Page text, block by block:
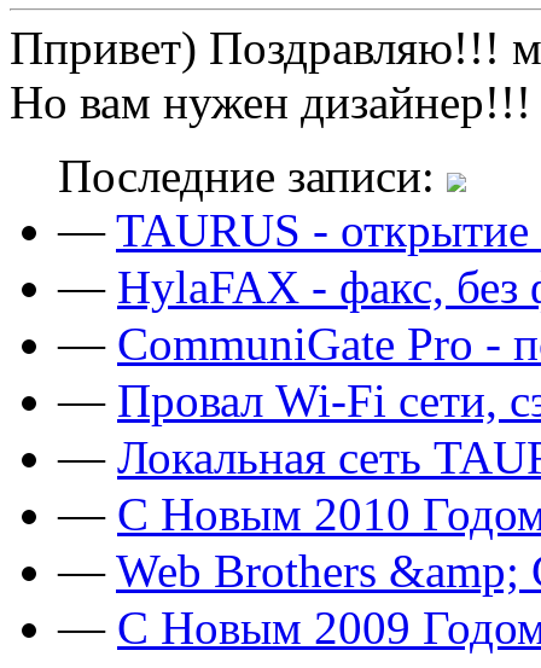
Ппривет) Поздравляю!!!
Но вам нужен дизайнер!!!
Последние записи:
—TAURUS - открытие
— HylaFAX - факс, без
— CommuniGate Pro -
— Провал Wi-Fi сети,
— Локальная сеть
— C Новым 2010
—Web Brothers &amp;
— C Новым 2009